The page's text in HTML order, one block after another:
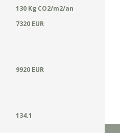
130 Kg CO2/m2/an
7320 EUR
9920 EUR
134.1